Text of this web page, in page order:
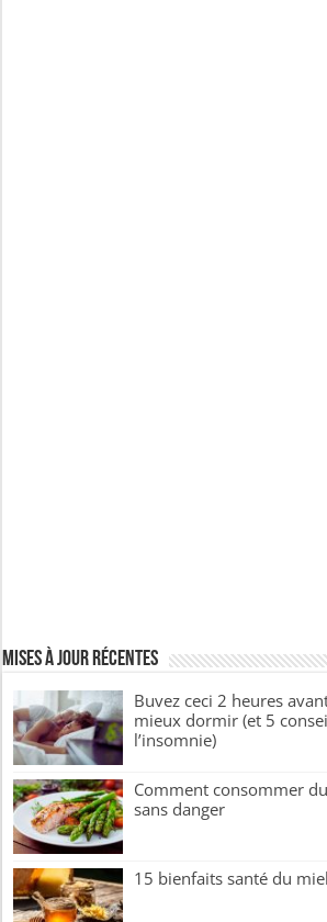
Mises à jour récentes
Buvez ceci 2 heures
mieux dormir (et 5
l’insomnie)
Comment consommer
sans danger
15 bienfaits santé du